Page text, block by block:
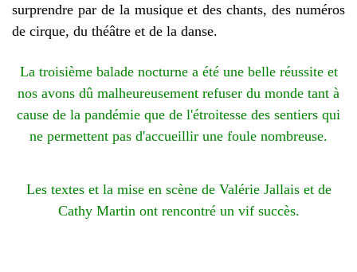
surprendre par de la musique et des chants, des numéros
de cirque, du théâtre et de la danse.
La troisième balade nocturne a été une belle réussite et
nos avons dû malheureusement refuser du monde tant à
cause de la pandémie que de l'étroitesse des sentiers qui
ne permettent pas d'accueillir une foule nombreuse.
Les textes et la mise en scène de Valérie Jallais et de
Cathy Martin ont rencontré un vif succès.